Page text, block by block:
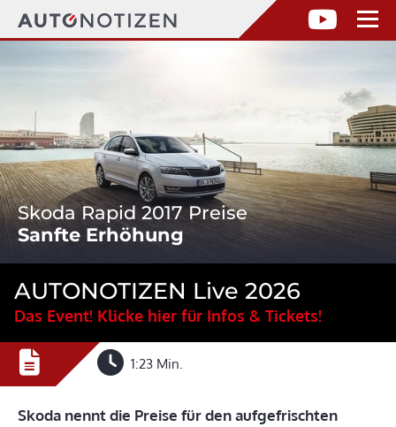
Skoda Rapid 2017 Preise
Sanfte Erhöhung
AUTONOTIZEN Live 2026
Das Event! Klicke hier für Infos & Tickets!
1:23 Min.
Skoda nennt die Preise für den aufgefrischten